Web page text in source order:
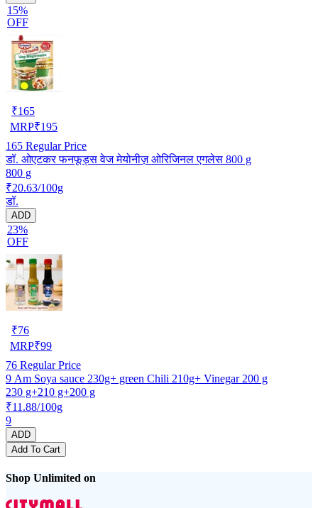
15%
OFF
₹165
MRP₹195
165 Regular Price
डॉ. ओएटकर फनफूड्स वेज मेयोनीज़ ओरिजिनल एगलेस 800 g
800 g
₹20.63/100g
डॉ.
ADD
23%
OFF
₹76
MRP₹99
76 Regular Price
9 Am Soya sauce 230g+ green Chili 210g+ Vinegar 200 g
230 g+210 g+200 g
₹11.88/100g
9
ADD
Add To Cart
Shop Unlimited on